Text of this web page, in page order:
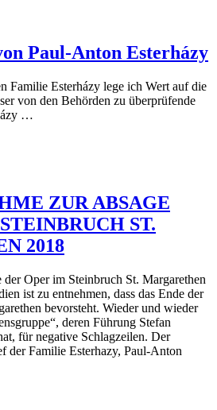
Paul-Anton Esterházy
Familie Esterházy lege ich Wert auf die
von den Behörden zu überprüfende
…
ZUR ABSAGE
ST.
2018
der Oper im Steinbruch St. Margarethen
ist zu entnehmen, dass das Ende der
bevorsteht. Wieder und wieder
deren Führung Stefan
für negative Schlagzeilen. Der
der Familie Esterhazy, Paul-Anton